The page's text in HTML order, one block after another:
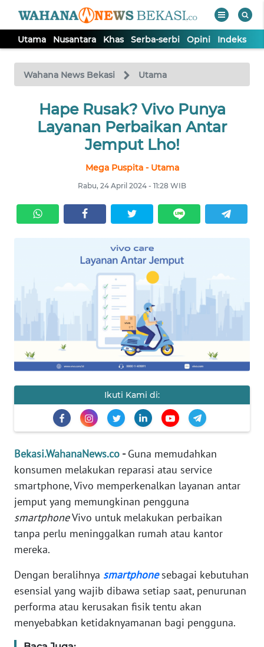
Utama Nusantara Khas Serba-serbi Opini Indeks
Wahana News Bekasi Utama
Hape Rusak? Vivo Punya
Layanan Perbaikan Antar
Jemput Lho!
Mega Puspita - Utama
Rabu, 24 April 2024 - 11:28 WIB
Ikuti Kami di:
Bekasi.WahanaNews.co -Guna memudahkan
konsumen melakukan reparasi atau service
smartphone, Vivo memperkenalkan layanan antar
jemput yang memungkinan pengguna
smartphoneVivo untuk melakukan perbaikan
tanpa perlu meninggalkan rumah atau kantor
mereka.
Dengan beralihnya smartphone sebagai kebutuhan
esensial yang wajib dibawa setiap saat, penurunan
performa atau kerusakan fisik tentu akan
menyebabkan ketidaknyamanan bagi pengguna.
TV
Tutup
UTAMA
SERBA-
SERBI
BERITA
KONTAK
KAMI
PEDOMAN
SIBER
REDAKSI
KARIR
DISCLAIMER